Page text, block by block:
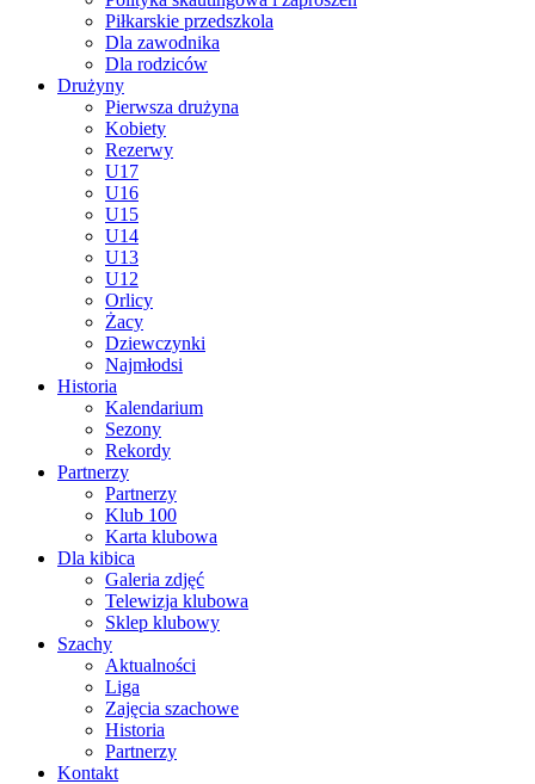
Piłkarskie przedszkola
Dla zawodnika
Dla rodziców
Drużyny
Pierwsza drużyna
Kobiety
Rezerwy
U17
U16
U15
U14
U13
U12
Orlicy
Żacy
Dziewczynki
Najmłodsi
Historia
Kalendarium
Sezony
Rekordy
Partnerzy
Partnerzy
Klub 100
Karta klubowa
Dla kibica
Galeria zdjęć
Telewizja klubowa
Sklep klubowy
Szachy
Aktualności
Liga
Zajęcia szachowe
Historia
Partnerzy
Kontakt